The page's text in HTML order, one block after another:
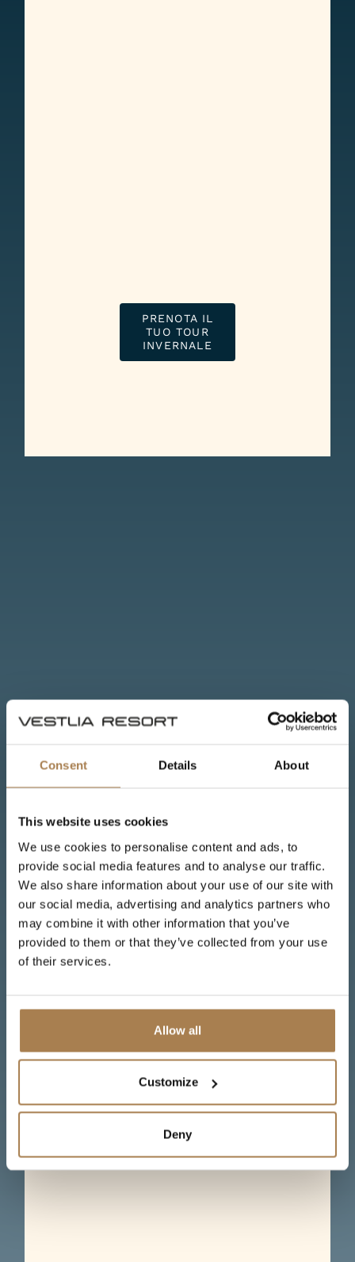
Consent Details About
This website uses cookies
We use cookies to personalise content and ads, to
provide social media features and to analyse our traffic.
We also share information about your use of our site with
our social media, advertising and analytics partners who
may combine it with other information that you’ve
provided to them or that they’ve collected from your use
of their services.
Allow all
Customize
Deny
PRENOTA IL
TUO TOUR
INVERNALE
Attività